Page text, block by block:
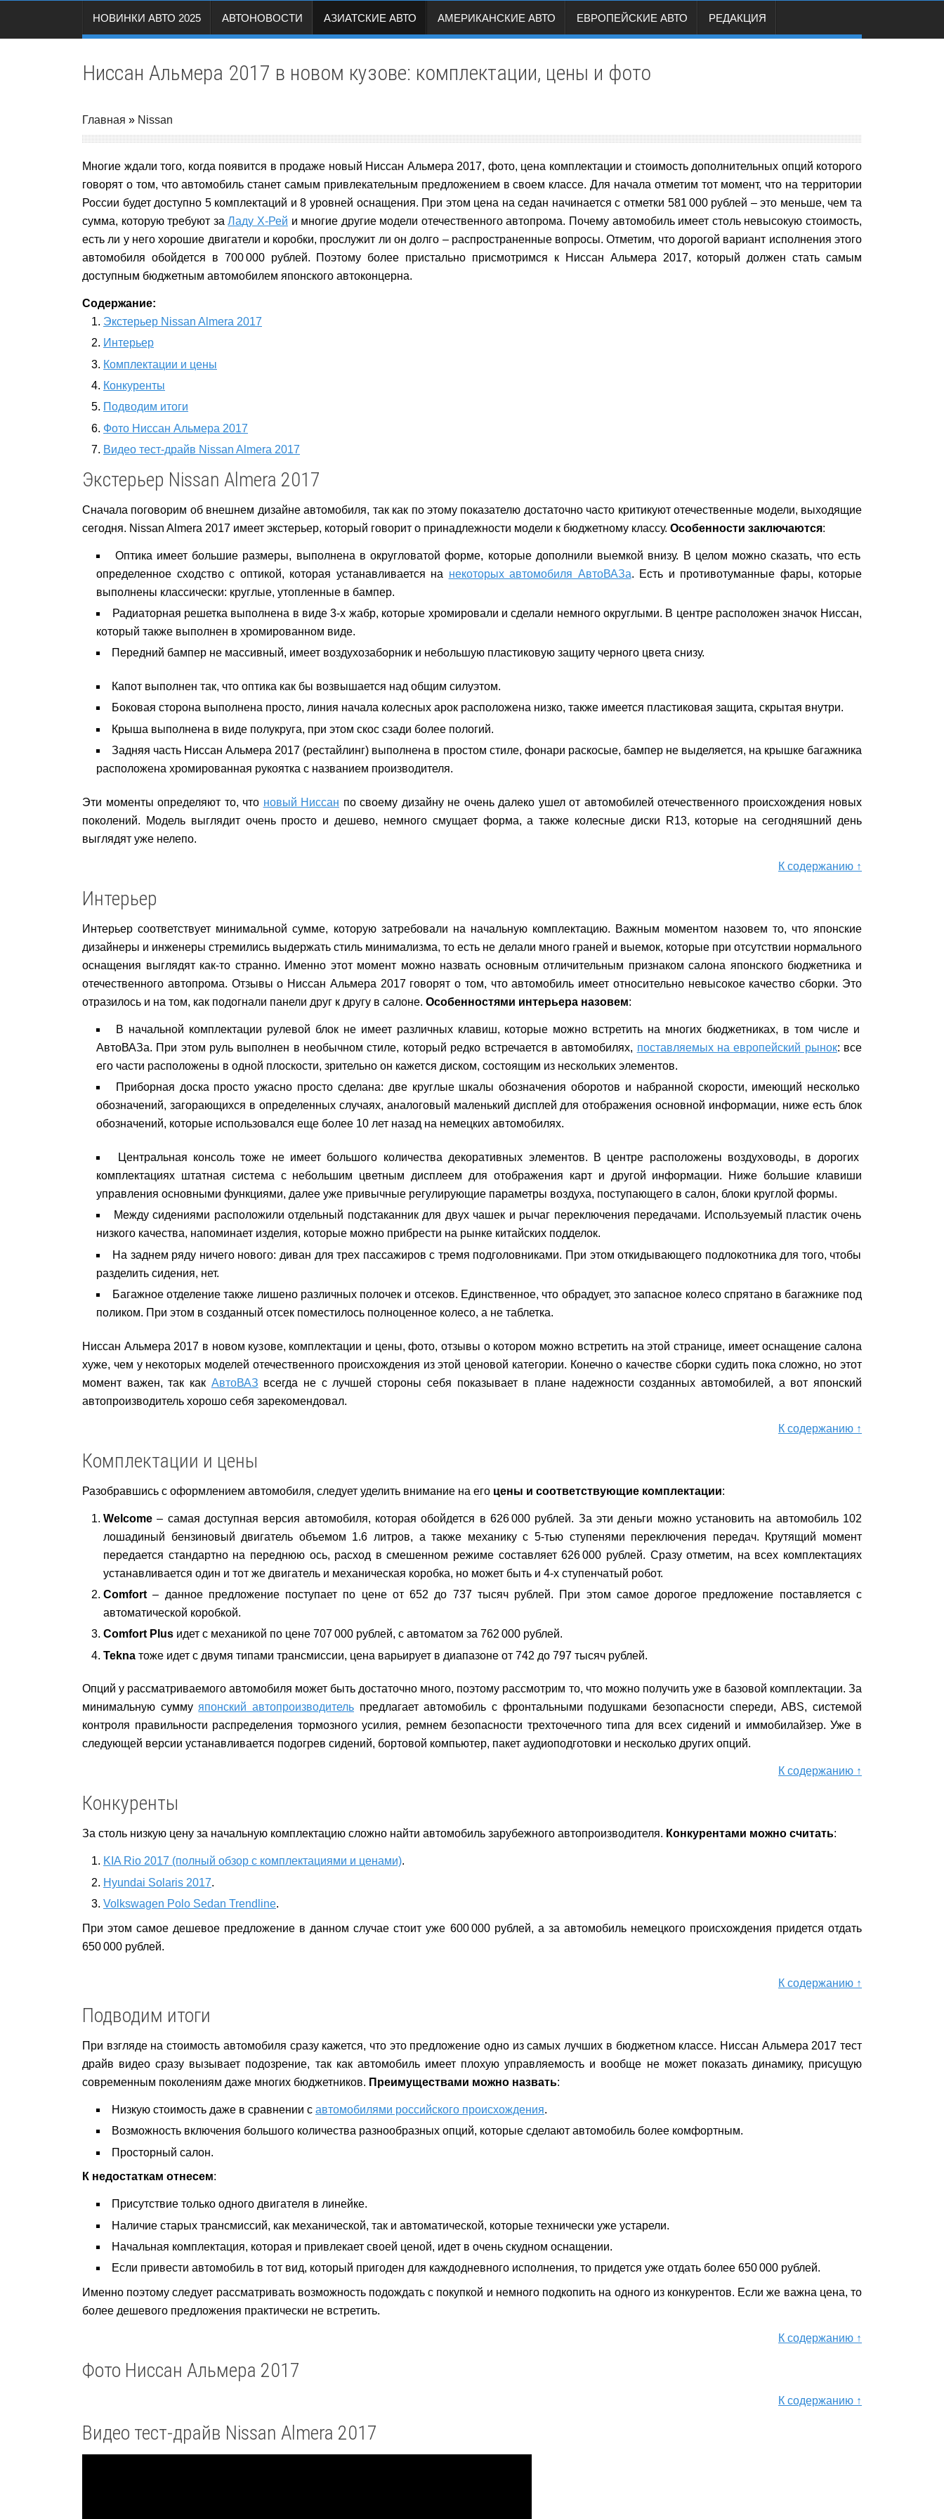
НОВИНКИ АВТО 2025 АВТОНОВОСТИ АЗИАТСКИЕ АВТО АМЕРИКАНСКИЕ АВТО ЕВРОПЕЙСКИЕ АВТО РЕДАКЦИЯ
Ниссан Альмера 2017 в новом кузове: комплектации, цены и фото
Главная » Nissan
Многие ждали того, когда появится в продаже новый Ниссан Альмера 2017, фото, цена комплектации и стоимость дополнительных опций которого
говорят о том, что автомобиль станет самым привлекательным предложением в своем классе. Для начала отметим тот момент, что на территории
России будет доступно 5 комплектаций и 8 уровней оснащения. При этом цена на седан начинается с отметки 581 000 рублей – это меньше, чем та
сумма, которую требуют заЛаду Х-Рей и многие другие модели отечественного автопрома. Почему автомобиль имеет столь невысокую стоимость,
есть ли у него хорошие двигатели и коробки, прослужит ли он долго – распространенные вопросы. Отметим, что дорогой вариант исполнения этого
автомобиля обойдется в 700 000 рублей. Поэтому более пристально присмотримся к Ниссан Альмера 2017, который должен стать самым
доступным бюджетным автомобилем японского автоконцерна.
Содержание:
Экстерьер Nissan Almera 2017
Интерьер
Комплектации и цены
Конкуренты
Подводим итоги
Фото Ниссан Альмера 2017
Видео тест-драйв Nissan Almera 2017
Экстерьер Nissan Almera 2017
Сначала поговорим об внешнем дизайне автомобиля, так как по этому показателю достаточно часто критикуют отечественные модели, выходящие
сегодня. Nissan Almera 2017 имеет экстерьер, который говорит о принадлежности модели к бюджетному классу. Особенности заключаются:
Оптика имеет большие размеры, выполнена в округловатой форме, которые дополнили выемкой внизу. В целом можно сказать, что есть
определенное сходство с оптикой, которая устанавливается на некоторых автомобиля АвтоВАЗа. Есть и противотуманные фары, которые
выполнены классически: круглые, утопленные в бампер.
Радиаторная решетка выполнена в виде 3-х жабр, которые хромировали и сделали немного округлыми. В центре расположен значок Ниссан,
который также выполнен в хромированном виде.
Передний бампер не массивный, имеет воздухозаборник и небольшую пластиковую защиту черного цвета снизу.
Капот выполнен так, что оптика как бы возвышается над общим силуэтом.
Боковая сторона выполнена просто, линия начала колесных арок расположена низко, также имеется пластиковая защита, скрытая внутри.
Крыша выполнена в виде полукруга, при этом скос сзади более пологий.
Задняя часть Ниссан Альмера 2017 (рестайлинг) выполнена в простом стиле, фонари раскосые, бампер не выделяется, на крышке багажника
расположена хромированная рукоятка с названием производителя.
Эти моменты определяют то, что новый Ниссан по своему дизайну не очень далеко ушел от автомобилей отечественного происхождения новых
поколений. Модель выглядит очень просто и дешево, немного смущает форма, а также колесные диски R13, которые на сегодняшний день
выглядят уже нелепо.
К содержанию ↑
Интерьер
Интерьер соответствует минимальной сумме, которую затребовали на начальную комплектацию. Важным моментом назовем то, что японские
дизайнеры и инженеры стремились выдержать стиль минимализма, то есть не делали много граней и выемок, которые при отсутствии нормального
оснащения выглядят как-то странно. Именно этот момент можно назвать основным отличительным признаком салона японского бюджетника и
отечественного автопрома. Отзывы о Ниссан Альмера 2017 говорят о том, что автомобиль имеет относительно невысокое качество сборки. Это
отразилось и на том, как подогнали панели друг к другу в салоне. Особенностями интерьера назовем:
В начальной комплектации рулевой блок не имеет различных клавиш, которые можно встретить на многих бюджетниках, в том числе и
АвтоВАЗа. При этом руль выполнен в необычном стиле, который редко встречается в автомобилях, поставляемых на европейский рынок: все
его части расположены в одной плоскости, зрительно он кажется диском, состоящим из нескольких элементов.
Приборная доска просто ужасно просто сделана: две круглые шкалы обозначения оборотов и набранной скорости, имеющий несколько
обозначений, загорающихся в определенных случаях, аналоговый маленький дисплей для отображения основной информации, ниже есть блок
обозначений, которые использовался еще более 10 лет назад на немецких автомобилях.
Центральная консоль тоже не имеет большого количества декоративных элементов. В центре расположены воздуховоды, в дорогих
комплектациях штатная система с небольшим цветным дисплеем для отображения карт и другой информации. Ниже большие клавиши
управления основными функциями, далее уже привычные регулирующие параметры воздуха, поступающего в салон, блоки круглой формы.
Между сидениями расположили отдельный подстаканник для двух чашек и рычаг переключения передачами. Используемый пластик очень
низкого качества, напоминает изделия, которые можно прибрести на рынке китайских подделок.
На заднем ряду ничего нового: диван для трех пассажиров с тремя подголовниками. При этом откидывающего подлокотника для того, чтобы
разделить сидения, нет.
Багажное отделение также лишено различных полочек и отсеков. Единственное, что обрадует, это запасное колесо спрятано в багажнике под
поликом. При этом в созданный отсек поместилось полноценное колесо, а не таблетка.
Ниссан Альмера 2017 в новом кузове, комплектации и цены, фото, отзывы о котором можно встретить на этой странице, имеет оснащение салона
хуже, чем у некоторых моделей отечественного происхождения из этой ценовой категории. Конечно о качестве сборки судить пока сложно, но этот
момент важен, так как АвтоВАЗ всегда не с лучшей стороны себя показывает в плане надежности созданных автомобилей, а вот японский
автопроизводитель хорошо себя зарекомендовал.
К содержанию ↑
Комплектации и цены
Разобравшись с оформлением автомобиля, следует уделить внимание на его цены и соответствующие комплектации:
Welcome – самая доступная версия автомобиля, которая обойдется в 626 000 рублей. За эти деньги можно установить на автомобиль 102
лошадиный бензиновый двигатель объемом 1.6 литров, а также механику с 5-тью ступенями переключения передач. Крутящий момент
передается стандартно на переднюю ось, расход в смешенном режиме составляет 626 000 рублей. Сразу отметим, на всех комплектациях
устанавливается один и тот же двигатель и механическая коробка, но может быть и 4-х ступенчатый робот.
Comfort – данное предложение поступает по цене от 652 до 737 тысяч рублей. При этом самое дорогое предложение поставляется с
автоматической коробкой.
Comfort Plus идет с механикой по цене 707 000 рублей, с автоматом за 762 000 рублей.
Tekna тоже идет с двумя типами трансмиссии, цена варьирует в диапазоне от 742 до 797 тысяч рублей.
Опций у рассматриваемого автомобиля может быть достаточно много, поэтому рассмотрим то, что можно получить уже в базовой комплектации. За
минимальную суммуяпонский автопроизводитель предлагает автомобиль с фронтальными подушками безопасности спереди, ABS, системой
контроля правильности распределения тормозного усилия, ремнем безопасности трехточечного типа для всех сидений и иммобилайзер. Уже в
следующей версии устанавливается подогрев сидений, бортовой компьютер, пакет аудиоподготовки и несколько других опций.
К содержанию ↑
Конкуренты
За столь низкую цену за начальную комплектацию сложно найти автомобиль зарубежного автопроизводителя. Конкурентами можно считать:
KIA Rio 2017 (полный обзор с комплектациями и ценами).
Hyundai Solaris 2017.
Volkswagen Polo Sedan Trendline.
При этом самое дешевое предложение в данном случае стоит уже 600 000 рублей, а за автомобиль немецкого происхождения придется отдать
650 000 рублей.
К содержанию ↑
Подводим итоги
При взгляде на стоимость автомобиля сразу кажется, что это предложение одно из самых лучших в бюджетном классе. Ниссан Альмера 2017 тест
драйв видео сразу вызывает подозрение, так как автомобиль имеет плохую управляемость и вообще не может показать динамику, присущую
современным поколениям даже многих бюджетников. Преимуществами можно назвать:
Низкую стоимость даже в сравнении с автомобилями российского происхождения.
Возможность включения большого количества разнообразных опций, которые сделают автомобиль более комфортным.
Просторный салон.
К недостаткам отнесем:
Присутствие только одного двигателя в линейке.
Наличие старых трансмиссий, как механической, так и автоматической, которые технически уже устарели.
Начальная комплектация, которая и привлекает своей ценой, идет в очень скудном оснащении.
Если привести автомобиль в тот вид, который пригоден для каждодневного исполнения, то придется уже отдать более 650 000 рублей.
Именно поэтому следует рассматривать возможность подождать с покупкой и немного подкопить на одного из конкурентов. Если же важна цена, то
более дешевого предложения практически не встретить.
К содержанию ↑
Фото Ниссан Альмера 2017
К содержанию ↑
Видео тест-драйв Nissan Almera 2017